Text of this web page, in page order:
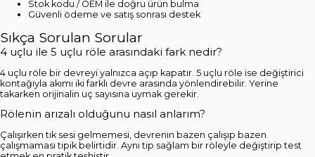
Stok kodu / OEM ile doğru ürün bulma
Güvenli ödeme ve satış sonrası destek
Sıkça Sorulan Sorular
4 uçlu ile 5 uçlu röle arasındaki fark nedir?
4 uçlu röle bir devreyi yalnızca açıp kapatır. 5 uçlu röle ise değiştirici
kontağıyla akımı iki farklı devre arasında yönlendirebilir. Yerine
takarken orijinalin uç sayısına uymak gerekir.
Rölenin arızalı olduğunu nasıl anlarım?
Çalışırken tık sesi gelmemesi, devrenin bazen çalışıp bazen
çalışmaması tipik belirtidir. Aynı tip sağlam bir röleyle değiştirip test